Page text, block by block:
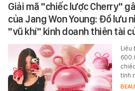
Giải mã "chiếc lược Cherry"
của Jang Won Young: Đồ lưu
"vũ khí" kinh doanh thiên tài
Liệu
tính